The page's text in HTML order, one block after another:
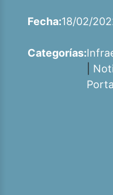
Fecha:18/02/
Categorías: